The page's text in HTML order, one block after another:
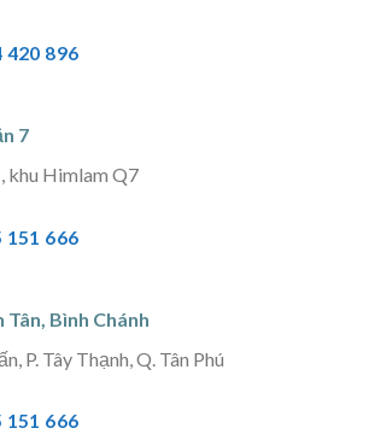
420 896
7
khu Himlam Q7
151 666
Tân, Bình Chánh
P. Tây Thạnh, Q. Tân Phú
151 666